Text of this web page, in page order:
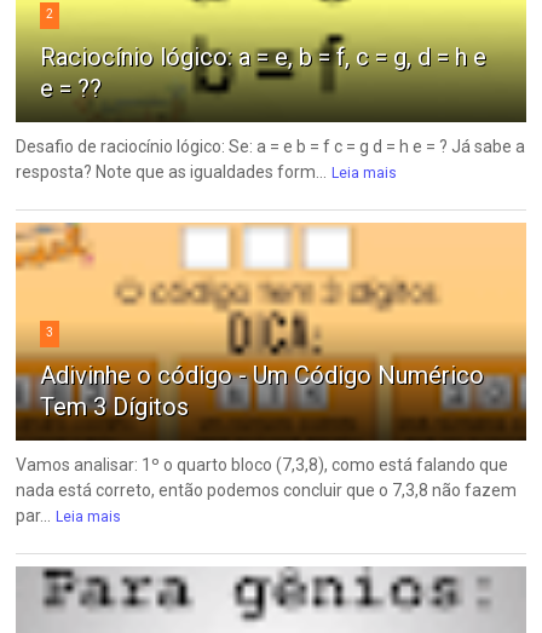
2
Raciocínio lógico: a = e, b = f, c = g, d = h e
e = ??
Desafio de raciocínio lógico: Se: a = e b = f c = g d = h e = ? Já sabe a
resposta? Note que as igualdades form...
Leia mais
3
Adivinhe o código - Um Código Numérico
Tem 3 Dígitos
Vamos analisar: 1º o quarto bloco (7,3,8), como está falando que
nada está correto, então podemos concluir que o 7,3,8 não fazem
par...
Leia mais